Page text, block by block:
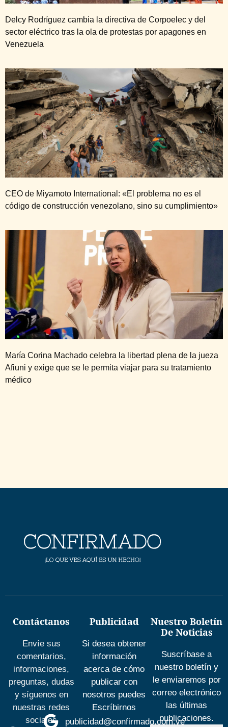
Delcy Rodríguez cambia la directiva de Corpoelec y del
sector eléctrico tras la ola de protestas por apagones en
Venezuela
CEO de Miyamoto International: «El problema no es el
código de construcción venezolano, sino su cumplimiento»
María Corina Machado celebra la libertad plena de la jueza
Afiuni y exige que se le permita viajar para su tratamiento
médico
Contáctanos
Envíe sus
comentarios,
informaciones,
preguntas, dudas
y síguenos en
nuestras redes
sociales
Publicidad
Si desea obtener
información
acerca de cómo
publicar con
nosotros puedes
Escríbirnos
publicidad@confirmado.com.ve
Nuestro Boletín
De Noticias
Suscríbase a
nuestro boletín y
le enviaremos por
correo electrónico
las últimas
publicaciones.